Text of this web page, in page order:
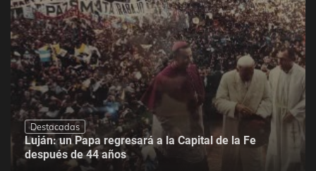
Destacadas
Luján: un Papa regresará a la Capital de la Fe
después de 44 años